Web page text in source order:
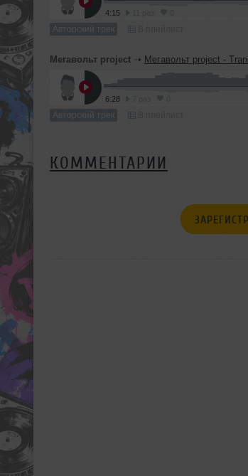
4:15
Авторский трек
Мегавольт project ➝ Мегавольт project -
6:28
Авторский трек
КОММЕНТАРИИ